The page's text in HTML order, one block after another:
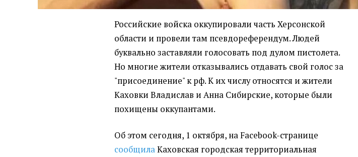
Российские войска оккупировали часть Херсонской
области и провели там псевдореферендум. Людей
буквально заставляли голосовать под дулом пистолета.
Но многие жители отказывались отдавать свой голос за
"присоединение" к рф. К их числу относятся и жители
Каховки Владислав и Анна Сибирские, которые были
похищены оккупантами.
Об этом сегодня, 1 октября, на Facebook-странице
сообщилаКаховская городская территориальная